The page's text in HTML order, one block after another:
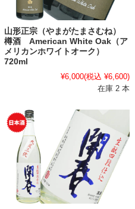
山形正宗（やまがたまさむね）
樽酒 American White Oak（ア
メリカンホワイトオーク）
720ml
¥6,000(税込 ¥6,600)
在庫 2 本